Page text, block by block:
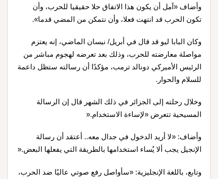
وأضاف «آمل أن يكون هذا الاتفاق حلا حقيقيا للحرب، وأن
تكون الحرب قد انتهت فعلا، وأن نتمكن من المضي قدما».
وكان البابا ليو قد قال في أبريل/ نيسان الماضي، إنه يعتزم
مواصلة معارضته للحرب، وذلك بعد تعرضه لهجوم مباشر من
الرئيس الأميركي دونالد ترمب، مؤكدًا أن رسالته ستظل داعمة
للسلام والحوار.
وخلال رحلته إلى الجزائر في ذلك الشهر قال إن الرسالة
المسيحية تتعرض «لإساءة الاستخدام».
وأضاف: «لا أريد الدخول في جدال معه.. أعتقد أن رسالة
الإنجيل يجب ألا يُساء استخدامها بالطريقة التي يفعلها البعض».
وتابع، باللغة الإنجليزية: «سأواصل رفع صوتي عاليًا ضد الحرب،